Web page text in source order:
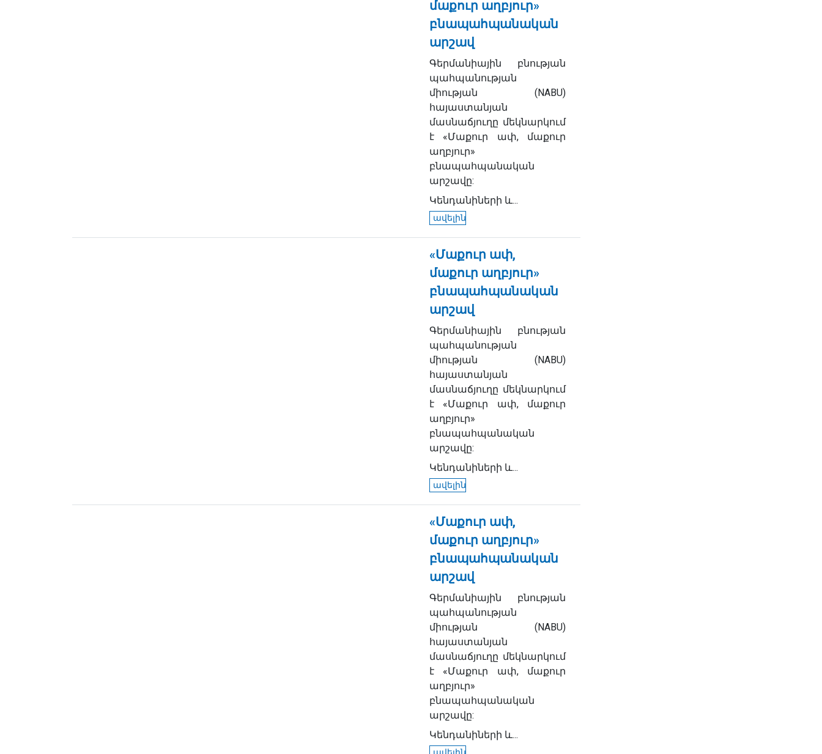
մաքուր աղբյուր»
բնապահպանական
արշավ
Գերմանիային բնության
պահպանության
միության (NABU)
հայաստանյան
մասնաճյուղը մեկնարկում
է «Մաքուր ափ, մաքուր
աղբյուր»
բնապահպանական
արշավը:
Կենդանիների և...
ավելին
«Մաքուր ափ,
մաքուր աղբյուր»
բնապահպանական
արշավ
Գերմանիային բնության
պահպանության
միության (NABU)
հայաստանյան
մասնաճյուղը մեկնարկում
է «Մաքուր ափ, մաքուր
աղբյուր»
բնապահպանական
արշավը:
Կենդանիների և...
ավելին
«Մաքուր ափ,
մաքուր աղբյուր»
բնապահպանական
արշավ
Գերմանիային բնության
պահպանության
միության (NABU)
հայաստանյան
մասնաճյուղը մեկնարկում
է «Մաքուր ափ, մաքուր
աղբյուր»
բնապահպանական
արշավը:
Կենդանիների և...